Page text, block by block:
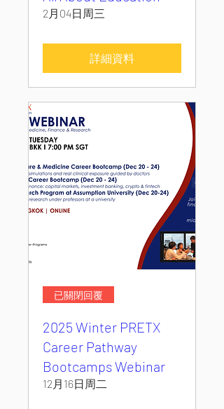
2月04日周三
詳細資料
已關閉回覆
2025 Winter PRETX
Career Pathway
Bootcamps Webinar
12月16日周二